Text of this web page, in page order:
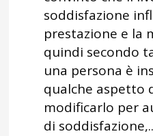
soddisfazione
prestazione e la
quindi secondo
una persona è
qualche aspetto
modificarlo per
di